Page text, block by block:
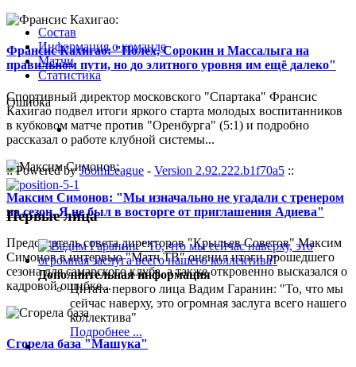
Франсис Кахигао: "Полех, Сорокин и Массалыга на
правильном пути, но до элитного уровня им ещё далеко"
Спортивный директор московского "Спартака" Франсис
Кахигао подвел итоги яркого старта молодых воспитанников
в кубковом матче против "Оренбурга" (5:1) и подробно
рассказал о работе клубной системы...
Максим Симонов: "Мы изначально не угадали с тренером
на сезон. Я не был в восторге от приглашения Адиева"
Председатель совета директоров "Крыльев Советов" Максим
Симонов в интервью "Матч ТВ" оценил итоги прошедшего
сезона для самарского клуба, а также откровенно высказался о
кадровой ошибке...
Сгорела база "Машука"
Состав
Информация о команде
Матчи
Статистика
Ошибка
:: Powered byJoomLeague - Version 2.92.222.b1f70a5 ::
Первые лица
Дополнительная информация
Цитата первого лица Вадим Гаранин: "То, что мы
сейчас наверху, это огромная заслуга всего нашего
коллектива"
Подробнее ...